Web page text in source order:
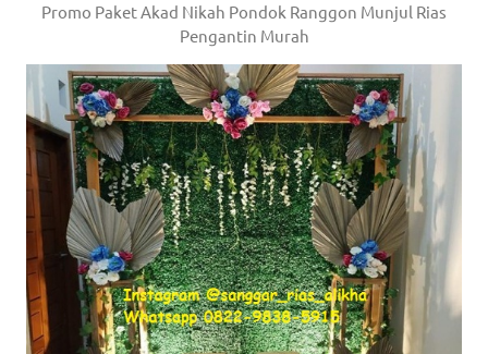
Promo Paket Akad Nikah Pondok Ranggon Munjul Rias
Pengantin Murah